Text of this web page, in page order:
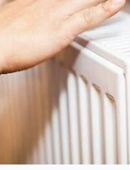
НОВОСТИ
комары кусают
других
на большие